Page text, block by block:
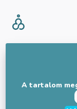
A tartalom